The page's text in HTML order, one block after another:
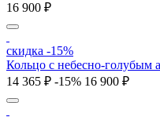
16 900 ₽
скидка -15%
Кольцо c небесно-голубым
14 365 ₽ -15% 16 900 ₽